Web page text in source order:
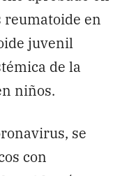
en
juvenil
de la
niños.
se
con